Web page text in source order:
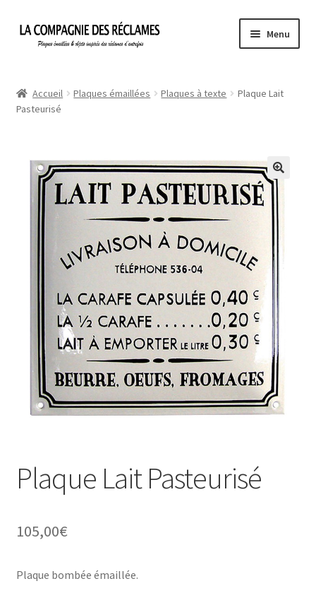
Aller
Aller
Menu
À propos de La Compagnie des Réclames
Ma Commande
Mon compte
Mon Panier
Politique de confidentialité
Une histoire de plaques émaillées
Accueil Plaques émaillées Plaques à texte
Plaque Lait
Pasteurisé
Plaque Lait Pasteurisé
105,00€
Plaque bombée émaillée.